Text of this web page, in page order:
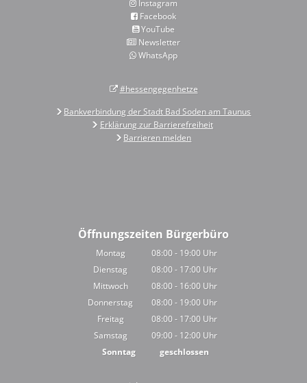
Instagram
Facebook
YouTube
Newsletter
WhatsApp
#hessengegenhetze
Bankverbindung der Stadt Bad Soden am Taunus
Erklärung zur Barrierefreiheit
Barrieren melden
Öffnungszeiten Bürgerbüro
Montag 08:00- 19:00 Uhr
Von 08:00 bis 19:00 Uhr
Dienstag 08:00- 17:00 Uhr
Von 08:00 bis 17:00 Uhr
Mittwoch 08:00- 16:00 Uhr
Von 08:00 bis 16:00 Uhr
Donnerstag 08:00- 19:00 Uhr
Von 08:00 bis 19:00 Uhr
Freitag 08:00- 17:00 Uhr
Von 08:00 bis 17:00 Uhr
Samstag 09:00- 12:00 Uhr
Von 09:00 bis 12:00 Uhr
Sonntag geschlossen